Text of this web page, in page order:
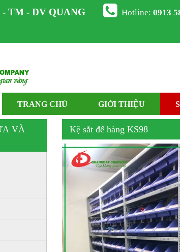
TM - DV QUANG
Hotline:0913
TRANG CHỦ GIỚI THIỆU
Kệ sắt để hàng KS98
VÀ